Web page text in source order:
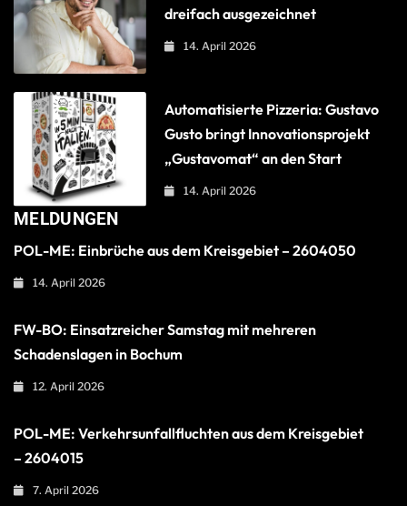
dreifach ausgezeichnet
14. April 2026
Automatisierte Pizzeria: Gustavo
Gusto bringt Innovationsprojekt
„Gustavomat“ an den Start
14. April 2026
MELDUNGEN
POL-ME: Einbrüche aus dem Kreisgebiet – 2604050
14. April 2026
FW-BO: Einsatzreicher Samstag mit mehreren
Schadenslagen in Bochum
12. April 2026
POL-ME: Verkehrsunfallfluchten aus dem Kreisgebiet
– 2604015
7. April 2026